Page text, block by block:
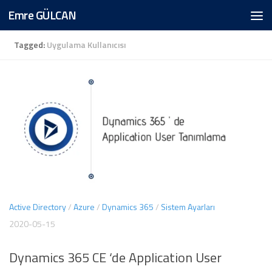
Skip to content
Emre GÜLCAN
Tagged:Uygulama Kullanıcısı
Active Directory/Azure/Dynamics 365/ Sistem Ayarları
2020-05-15
Dynamics 365 CE ‘de Application User